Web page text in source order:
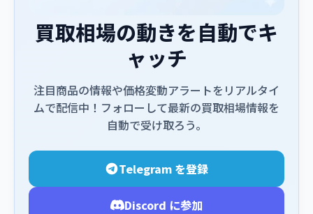
買取相場の動きを自動でキ
ャッチ
注目商品の情報や価格変動アラートをリアルタイ
ムで配信中！フォローして最新の買取相場情報を
自動で受け取ろう。
Telegram を登録
Discord に参加